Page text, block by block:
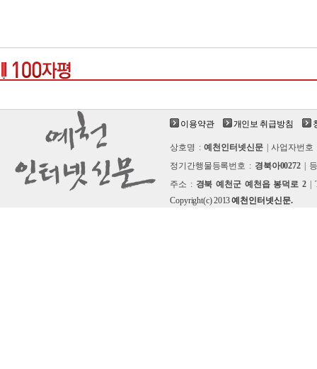
이용약관 개인보 취급방침
상호명 :예천인터넷신문| 사업자번
정기간행물등록번호 : 경북아00272 |
주소 : 경북 예천군 예천읍 봉덕로 2|
Copyright(c) 2013예천인터넷신문.